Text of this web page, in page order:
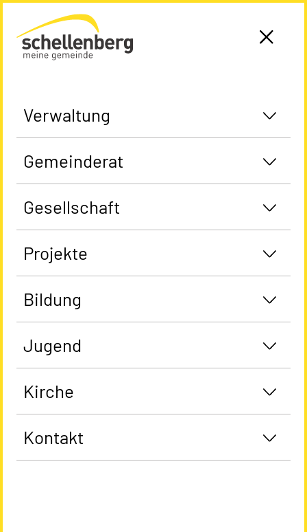
Gemeinde Schellenberg Startseite
Verwaltung
Gemeinderat
Gesellschaft
Projekte
Bildung
Jugend
Kirche
Kontakt